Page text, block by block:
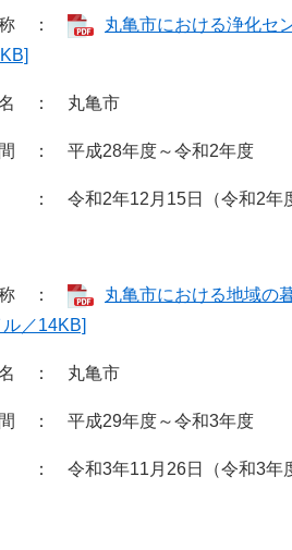
称 ：
丸亀市における浄化セ
： 丸亀市
： 平成28年度～令和2年度
令和2年12月15日（令和2年度
称 ：
丸亀市における地域の
／14KB]
： 丸亀市
： 平成29年度～令和3年度
令和3年11月26日（令和3年度